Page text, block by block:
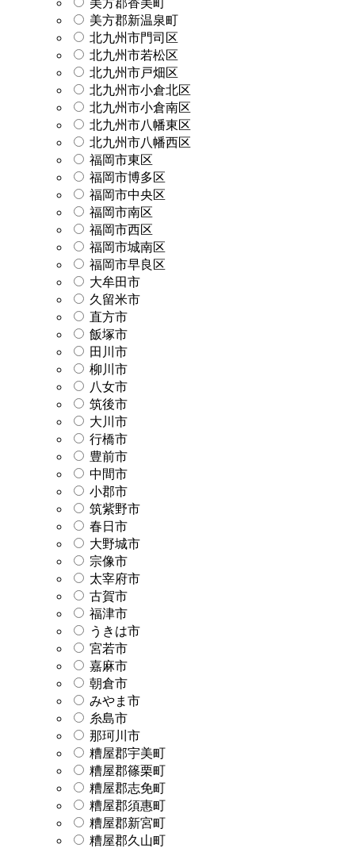
美方郡新温泉町
北九州市門司区
北九州市若松区
北九州市戸畑区
北九州市小倉北区
北九州市小倉南区
北九州市八幡東区
北九州市八幡西区
福岡市東区
福岡市博多区
福岡市中央区
福岡市南区
福岡市西区
福岡市城南区
福岡市早良区
大牟田市
久留米市
直方市
飯塚市
田川市
柳川市
八女市
筑後市
大川市
行橋市
豊前市
中間市
小郡市
筑紫野市
春日市
大野城市
宗像市
太宰府市
古賀市
福津市
うきは市
宮若市
嘉麻市
朝倉市
みやま市
糸島市
那珂川市
糟屋郡宇美町
糟屋郡篠栗町
糟屋郡志免町
糟屋郡須惠町
糟屋郡新宮町
糟屋郡久山町